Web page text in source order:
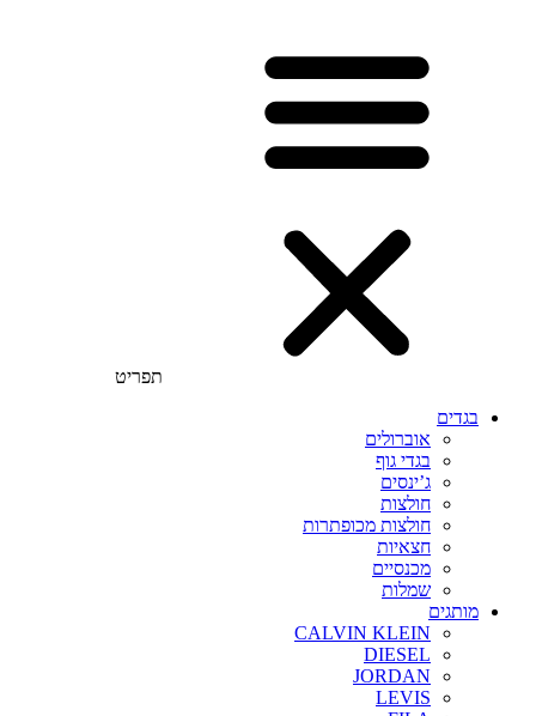
תפריט
בגדים
אוברולים
בגדי גוף
ג’ינסים
חולצות
חולצות מכופתרות
חצאיות
מכנסיים
שמלות
מותגים
CALVIN KLEIN
DIESEL
JORDAN
LEVIS